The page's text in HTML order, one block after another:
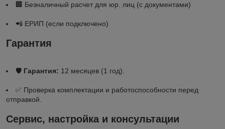
🏢 Безналичный расчет для юр. лиц (с документами)
📲 ЕРИП (если подключено)
Гарантия
🛡 Гарантия: 12 месяцев (1 год).
✅ Проверка комплектации и работоспособности перед
отправкой.
Сервис, настройка и консультации